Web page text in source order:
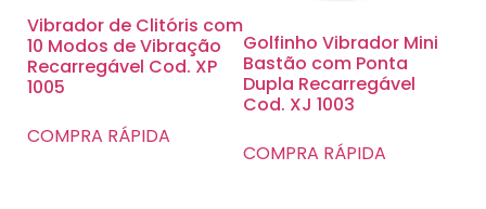
Vibrador de Clitóris com
10 Modos de Vibração
Recarregável Cod. XP
1005
COMPRA RÁPIDA
Golfinho Vibrador Mini
Bastão com Ponta
Dupla Recarregável
Cod. XJ 1003
COMPRA RÁPIDA